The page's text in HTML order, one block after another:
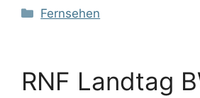
Kategorien
Fernsehen
RNF Landtag